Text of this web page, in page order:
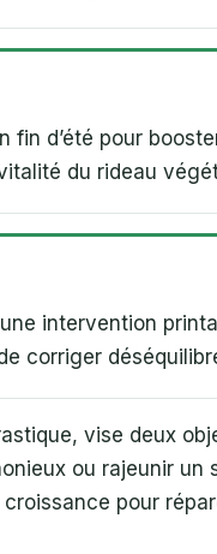
fin d’été pour
du rideau
intervention
corriger
vise deux
ou rajeunir
pour